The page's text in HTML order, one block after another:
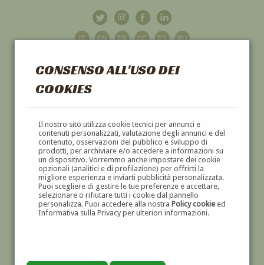
CONSENSO ALL'USO DEI
COOKIES
Il nostro sito utilizza cookie tecnici per annunci e
contenuti personalizzati, valutazione degli annunci e del
contenuto, osservazioni del pubblico e sviluppo di
prodotti, per archiviare e/o accedere a informazioni su
un dispositivo. Vorremmo anche impostare dei cookie
opzionali (analitici e di profilazione) per offrirti la
migliore esperienza e inviarti pubblicità personalizzata.
Puoi scegliere di gestire le tue preferenze e accettare,
selezionare o rifiutare tutti i cookie dal pannello
personalizza. Puoi accedere alla nostra Policy cookieed
Informativa sulla Privacy per ulteriori informazioni.
GALLERIAD'ARTE
DIPINTI E SCULTURE '800 E '900